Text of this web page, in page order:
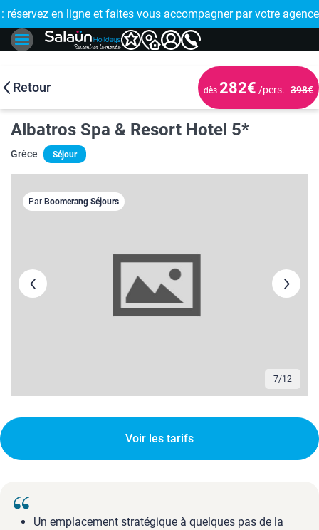
!
: réservez en ligne et faites vous accompagner par votre
Retour dès 282€ /pers. 398€
Albatros Spa & Resort Hotel 5*
Grèce Séjour
7/12
Par Boomerang Séjours
Voir les tarifs
Un emplacement stratégique à quelques pas de la